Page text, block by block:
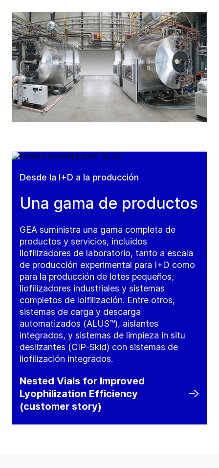
Desde la I+D a la producción
Una gama de productos
GEA suministra una gama completa de
productos y servicios, incluidos
liofilizadores de laboratorio, tanto a escala
de producción experimental para I+D como
para la producción de lotes pequeños,
liofilizadores industriales y sistemas
completos de loifilización. Entre otros,
sistemas de carga y descarga
automatizados (ALUS™), aislantes
integrados, y sistemas de limpieza in situ
deslizantes (CIP-Skid) con sistemas de
liofilización integrados.
Nested Vials for Improved
Lyophilization Efficiency
(customer story)